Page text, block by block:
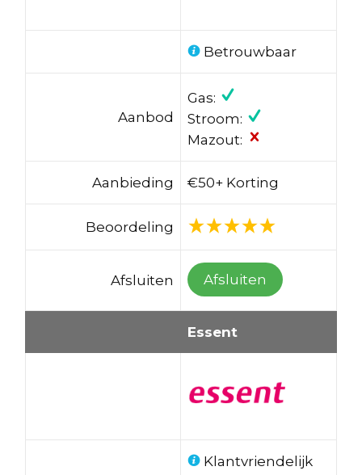
Betrouwbaar
Aanbod
Gas:
Stroom:
Mazout:
Aanbieding €50+ Korting
Beoordeling
Afsluiten Afsluiten
Essent
Klantvriendelijk